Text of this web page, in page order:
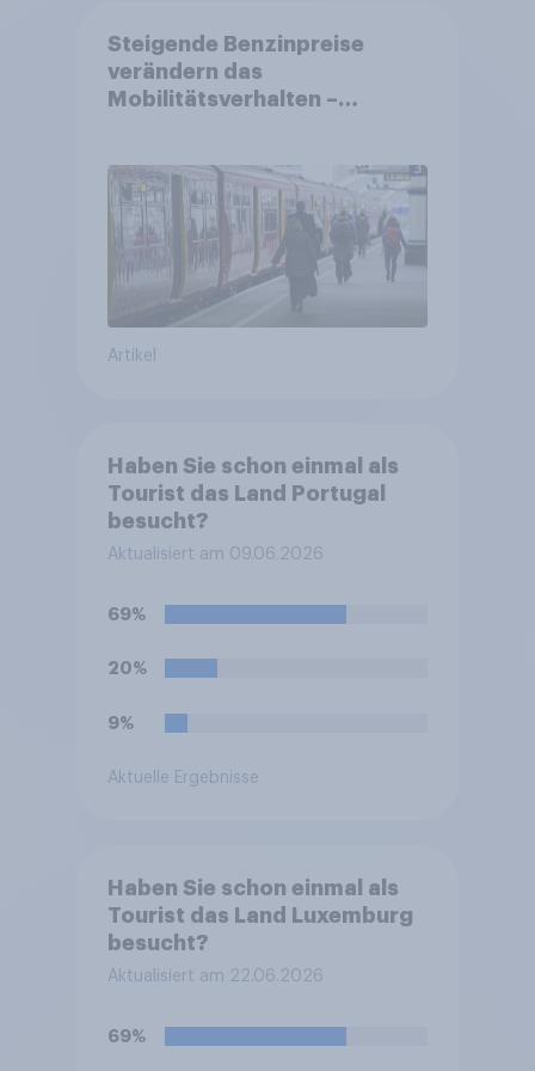
Steigende Benzinpreise
verändern das
Mobilitätsverhalten –
auf öffentliche
Verkehrsmittel um
Artikel
Haben Sie schon einmal als
Tourist das Land Portugal
besucht?
Aktualisiert am 09.06.2026
69%
20%
9%
Aktuelle Ergebnisse
Haben Sie schon einmal als
Tourist das Land Luxemburg
besucht?
Aktualisiert am 22.06.2026
69%